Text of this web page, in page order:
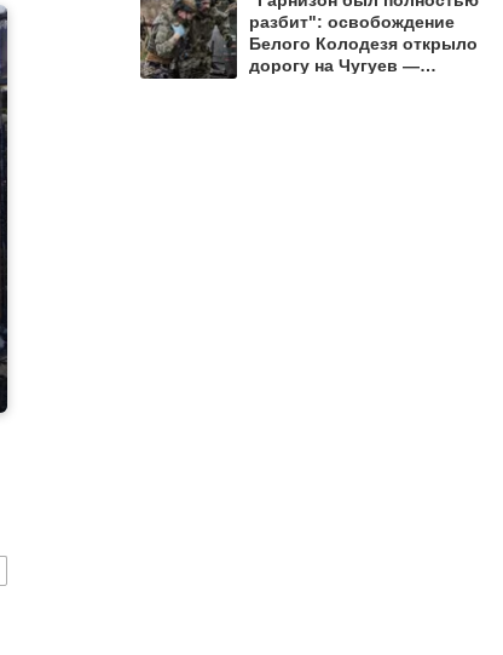
разбит": освобождение
Белого Колодезя открыло
дорогу на Чугуев —